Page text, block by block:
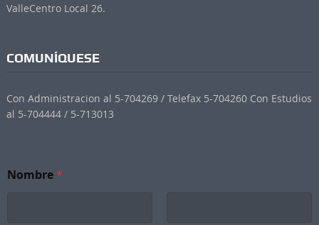
ValleCentro Local 26.
COMUNÍQUESE
Con Administracion al 5-704269 / Telefax 5-704260 Con Estudios
al 5-704444 / 5-713013
Nombre*